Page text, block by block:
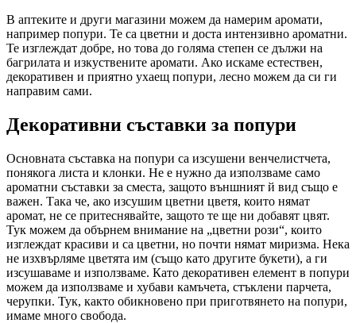
В аптеките и други магазини можем да намерим аромати,
например попури. Те са цветни и доста интензивно ароматни.
Те изглеждат добре, но това до голяма степен се дължи на
багрилата и изкуствените аромати. Ако искаме естествен,
декоративен и приятно ухаещ попури, лесно можем да си ги
направим сами.
Декоративни съставки за попури
Основната съставка на попури са изсушени венчелистчета,
понякога листа и клонки. Не е нужно да използваме само
ароматни съставки за сместа, защото външният й вид също е
важен. Така че, ако изсушим цветни цветя, които нямат
аромат, не се притеснявайте, защото те ще ни добавят цвят.
Тук можем да обърнем внимание на „цветни рози“, които
изглеждат красиви и са цветни, но почти нямат миризма. Нека
не изхвърляме цветята им (също като другите букети), а ги
изсушаваме и използваме. Като декоративен елемент в попури
можем да използваме и хубави камъчета, стъклени парчета,
черупки. Тук, както обикновено при приготвянето на попури,
имаме много свобода.